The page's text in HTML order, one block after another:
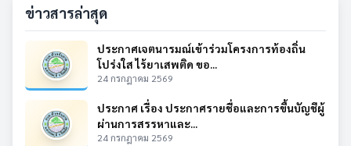
ข่าวสารล่าสุด
ประกาศเจตนารมณ์เข้าร่วมโครงการท้องถิ่น
โปร่งใส ไร้ยาเสพติด ขอ...
24 กรกฎาคม 2569
ประกาศ เรื่อง ประกาศรายชื่อและการขึ้นบัญชีผู้
ผ่านการสรรหาและ...
24 กรกฎาคม 2569